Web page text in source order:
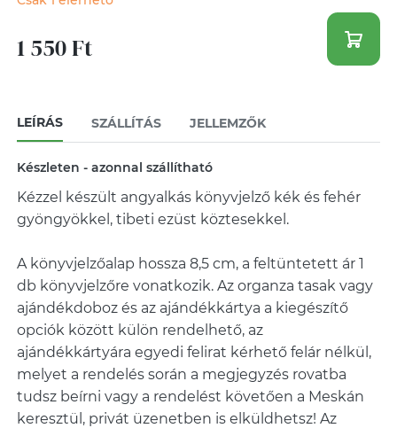
1 550 Ft
LEÍRÁS SZÁLLÍTÁS JELLEMZŐK
Készleten - azonnal szállítható
Kézzel készült angyalkás könyvjelző kék és fehér
gyöngyökkel, tibeti ezüst köztesekkel.
A könyvjelzőalap hossza 8,5 cm, a feltüntetett ár 1
db könyvjelzőre vonatkozik. Az organza tasak vagy
ajándékdoboz és az ajándékkártya a kiegészítő
opciók között külön rendelhető, az
ajándékkártyára egyedi felirat kérhető felár nélkül,
melyet a rendelés során a megjegyzés rovatba
tudsz beírni vagy a rendelést követően a Meskán
keresztül, privát üzenetben is elküldhetsz! Az